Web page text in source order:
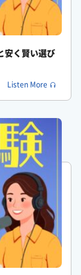
陥りがちだと言
うか
ないことですね
に何十回も書
すよ
安く賢い選び
Listen More